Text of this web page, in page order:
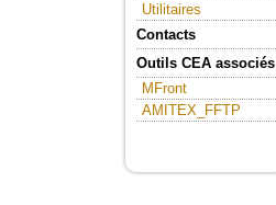
Utilitaires
Contacts
Outils CEA associés
MFront
AMITEX_FFTP